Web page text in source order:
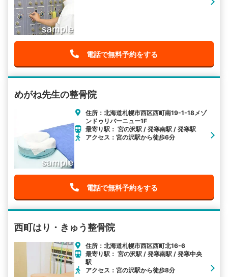
電話で無料予約をする
めがね先生の整骨院
住所：北海道札幌市西区西町南19-1-18メゾ
ンドゥリバーニュー1F
最寄り駅： 宮の沢駅 / 発寒南駅 / 発寒駅
アクセス：宮の沢駅から徒歩6分
電話で無料予約をする
西町はり・きゅう整骨院
住所：北海道札幌市西区西町北16-6
最寄り駅： 宮の沢駅 / 発寒南駅 / 発寒中央
駅
アクセス：宮の沢駅から徒歩8分